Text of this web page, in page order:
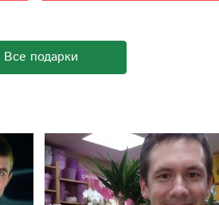
Все подарки